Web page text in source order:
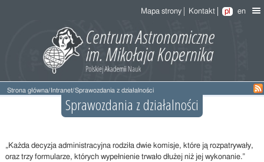
Mapa strony Kontakt pl en
Strona główna/ Intranet/Sprawozdania z działalności
Sprawozdania z działalności
„Każda decyzja administracyjna rodziła dwie komisje, które ją rozpatrywały,
oraz trzy formularze, których wypełnienie trwało dłużej niż jej wykonanie.”